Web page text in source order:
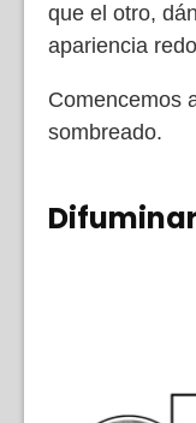
que el otro,
apariencia
Comencemos
sombreado.